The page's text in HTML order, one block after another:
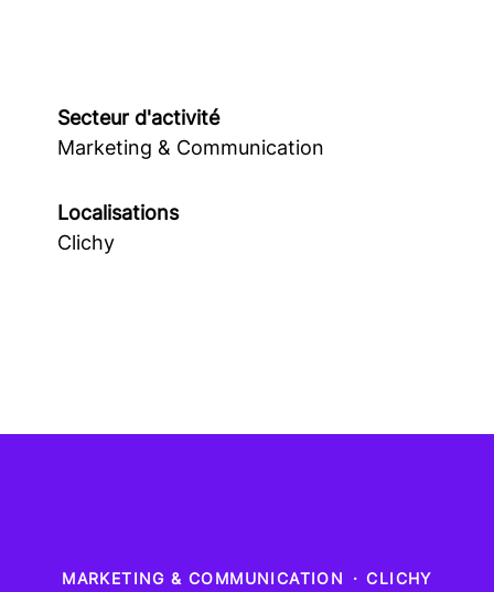
Secteur d'activité
Marketing & Communication
Localisations
Clichy
MARKETING & COMMUNICATION · CLICHY